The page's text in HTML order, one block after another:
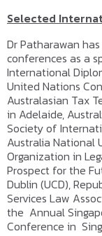
Selected
Dr Patharawan
conferences as a
International
United Nations
Australasian Tax
in Adelaide,
Society of
Australia National
Organization in
Prospect for the
Dublin (UCD),
Services Law
the Annual
Conference in